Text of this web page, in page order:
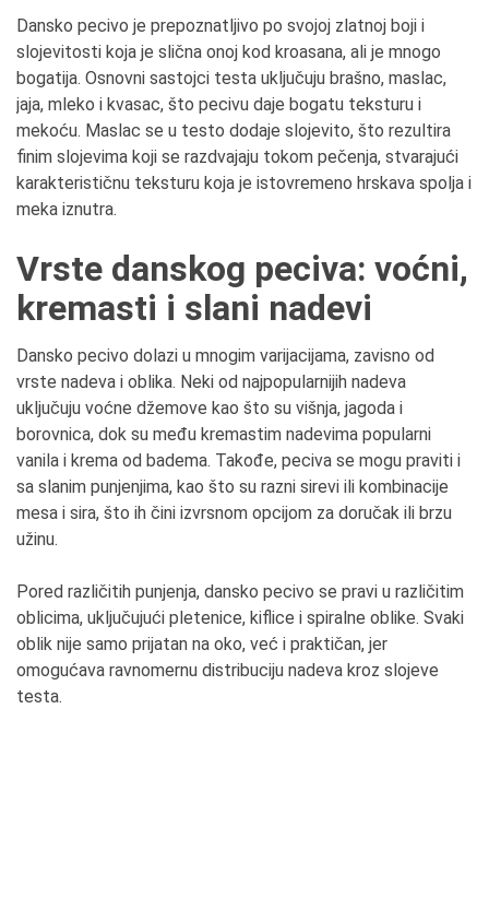
Dansko pecivo je prepoznatljivo po svojoj zlatnoj boji i
slojevitosti koja je slična onoj kod kroasana, ali je mnogo
bogatija. Osnovni sastojci testa uključuju brašno, maslac,
jaja, mleko i kvasac, što pecivu daje bogatu teksturu i
mekoću. Maslac se u testo dodaje slojevito, što rezultira
finim slojevima koji se razdvajaju tokom pečenja, stvarajući
karakterističnu teksturu koja je istovremeno hrskava spolja i
meka iznutra.
Vrste danskog peciva: voćni,
kremasti i slani nadevi
Dansko pecivo dolazi u mnogim varijacijama, zavisno od
vrste nadeva i oblika. Neki od najpopularnijih nadeva
uključuju voćne džemove kao što su višnja, jagoda i
borovnica, dok su među kremastim nadevima popularni
vanila i krema od badema. Takođe, peciva se mogu praviti i
sa slanim punjenjima, kao što su razni sirevi ili kombinacije
mesa i sira, što ih čini izvrsnom opcijom za doručak ili brzu
užinu.
Pored različitih punjenja, dansko pecivo se pravi u različitim
oblicima, uključujući pletenice, kiflice i spiralne oblike. Svaki
oblik nije samo prijatan na oko, već i praktičan, jer
omogućava ravnomernu distribuciju nadeva kroz slojeve
testa.